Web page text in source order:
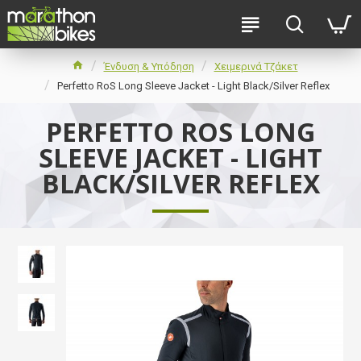
Ένδυση & Υπόδηση
Χειμερινά Τζάκετ
Perfetto RoS Long Sleeve Jacket - Light Black/Silver Reflex
PERFETTO ROS LONG
SLEEVE JACKET - LIGHT
BLACK/SILVER REFLEX